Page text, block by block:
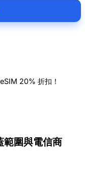
20% 折扣 ！
範圍與電信商